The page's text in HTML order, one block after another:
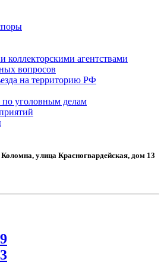
коллекторскими агентствами
вопросов
на территорию РФ
по уголовным делам
улица Красногвардейская, дом 13